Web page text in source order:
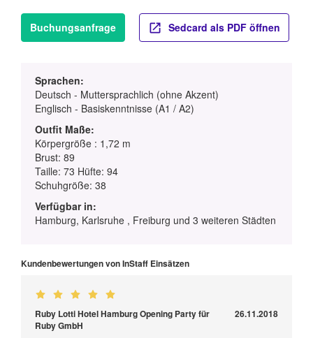
Buchungsanfrage Sedcard als PDF öffnen
Sprachen:
Deutsch - Muttersprachlich (ohne Akzent)
Englisch - Basiskenntnisse (A1 / A2)
Outfit Maße:
Körpergröße : 1,72 m
Brust: 89
Taille: 73 Hüfte: 94
Schuhgröße: 38
Verfügbar in:
Hamburg, Karlsruhe , Freiburg und 3 weiteren Städten
Kundenbewertungen von InStaff Einsätzen
Ruby Lotti Hotel Hamburg Opening Party für
Ruby GmbH
26.11.2018